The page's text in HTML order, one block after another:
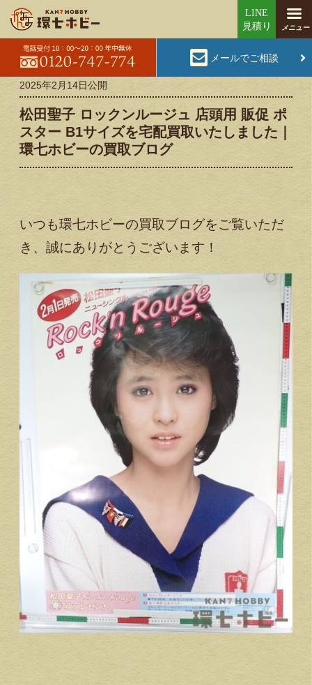
メールでご相談
2025年2月14日公開
松田聖子 ロックンルージュ 店頭用 販促 ポ
スター B1サイズを宅配買取いたしました｜
環七ホビーの買取ブログ
いつも環七ホビーの買取ブログをご覧いただ
き、誠にありがとうございます！